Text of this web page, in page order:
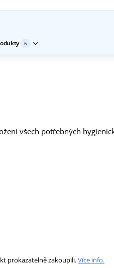
6
všech potřebných
prokazatelně zakoupili.Více info.